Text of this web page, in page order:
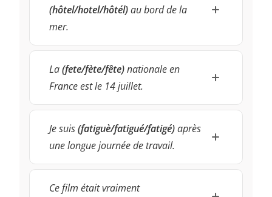
(hôtel/hotel/hôtél)au bord de la
mer.
La(fete/fète/fête)nationale en
France est le 14 juillet.
Je suis(fatiguè/fatigué/fatigé)après
une longue journée de travail.
Ce film était vraiment